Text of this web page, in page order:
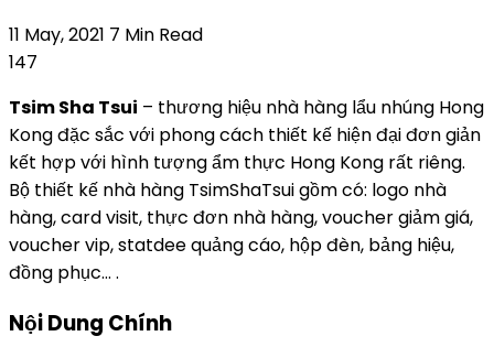
11 May, 2021 7 Min Read
147
Tsim Sha Tsui – thương hiệu nhà hàng lẩu nhúng Hong
Kong đặc sắc với phong cách thiết kế hiện đại đơn giản
kết hợp với hình tượng ẩm thực Hong Kong rất riêng.
Bộ thiết kế nhà hàng TsimShaTsui gồm có: logo nhà
hàng, card visit, thực đơn nhà hàng, voucher giảm giá,
voucher vip, statdee quảng cáo, hộp đèn, bảng hiệu,
đồng phục… .
Nội Dung Chính